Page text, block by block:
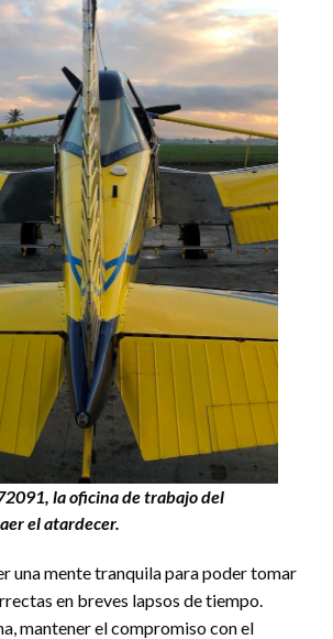
la oficina de trabajo del
el atardecer.
una mente tranquila para poder tomar
en breves lapsos de tiempo.
mantener el compromiso con el